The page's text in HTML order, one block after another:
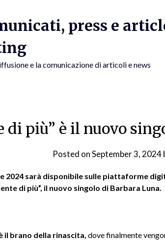
press e
e la comunicazione di articoli e news
di più” è il nuovo
Posted onSeptember 3, 2024
2024 sarà disponibile sulle piattaforme
di più”, il nuovo singolo di Barbara Luna.
il brano della rinascita, dove finalmente